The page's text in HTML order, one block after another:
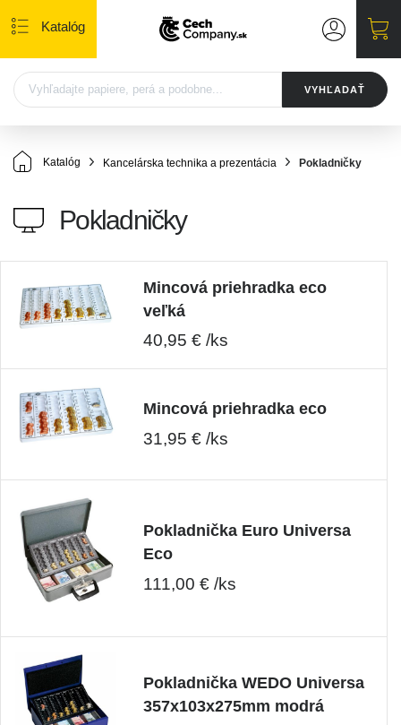
Katalóg
VYHĽADAŤ
Katalóg Kancelárska technika a prezentácia Pokladničky
Pokladničky
Mincová priehradka eco
veľká
40,95 € /ks
Mincová priehradka eco
31,95 € /ks
Pokladnička Euro Universa
Eco
111,00 € /ks
Pokladnička WEDO Universa
357x103x275mm modrá